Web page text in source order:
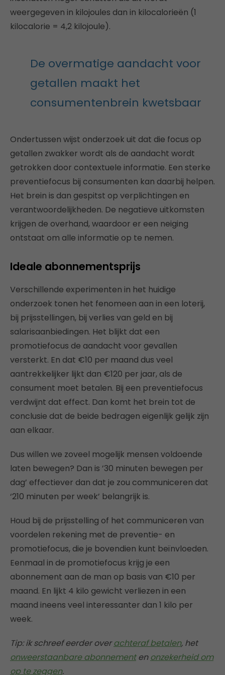
weergegeven in kilojoules dan in kilocalorieën (1
kilocalorie = 4,2 kilojoule).
De overmatige aandacht voor
getallen maakt het
consumentenbrein kwetsbaar
Ondertussen wijst onderzoek uit dat die focus op
getallen zwakker wordt als de aandacht wordt
getrokken door contextuele informatie. Een sterke
preventiefocus bij consumenten kan daarbij helpen.
Het brein is dan gespitst op verplichtingen en
verantwoordelijkheden. De negatieve uitkomsten
krijgen de overhand, waardoor er een neiging
ontstaat om alle informatie op te nemen.
Ideale abonnementsprijs
Verschillende experimenten in het huidige
onderzoek tonen het fenomeen aan in een loterij,
bij prijsstellingen, bij verlies van geld en bij
salarisaanbiedingen. Het blijkt dat een
promotiefocus de aandacht voor gevallen
versterkt. En dat €10 per maand dus veel
aantrekkelijker lijkt dan €120 per jaar, als de
consument moet betalen. Bij een preventiefocus
verdwijnt dat effect. Dan komt het brein tot de
conclusie dat de beide bedragen eigenlijk gelijk zijn
aan elkaar.
Dus willen we zoveel mogelijk mensen voldoende
laten bewegen? Dan is ’30 minuten bewegen per
dag’ effectiever dan dat je zou communiceren dat
‘210 minuten per week’ belangrijk is.
Houd bij de prijsstelling of het communiceren van
voordelen rekening met de preventie- en
promotiefocus, die je bovendien kunt beïnvloeden.
Eenmaal in de promotiefocus krijg je een
abonnement aan de man op basis van €10 per
maand. En lijkt 4 kilo gewicht verliezen in een
maand ineens veel interessanter dan 1 kilo per
week.
Tip: ik schreef eerder overachteraf betalen, het
onweerstaanbare abonnementen onzekerheid om
op te zeggen.